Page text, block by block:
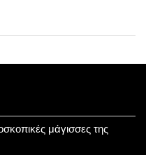
μάγισσες της